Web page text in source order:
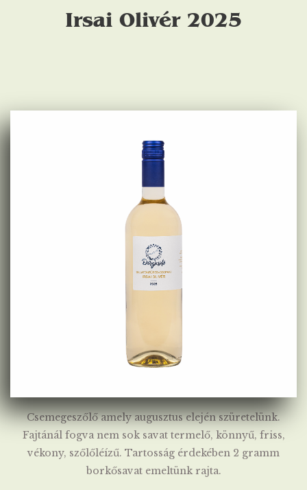
Irsai Olivér 2025
Csemegeszőlő amely augusztus elején szüretelünk.
Fajtánál fogva nem sok savat termelő, könnyű, friss,
vékony, szőlőléízű. Tartosság érdekében 2 gramm
borkősavat emeltünk rajta.